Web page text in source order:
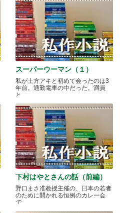
スーパーウーマン（１）
私が土方アキと初めて会ったのは3
年前。通勤電車の中だった。満員
と.....
下村はやとさんの話（前編）
野口まさ准教授主催の、日本の若者
のために開かれる恒例のカレー会
で.....